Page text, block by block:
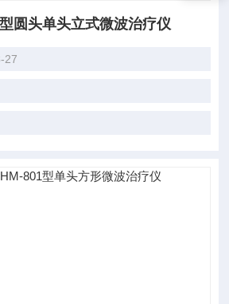
圆头单头立式微波治疗仪
27